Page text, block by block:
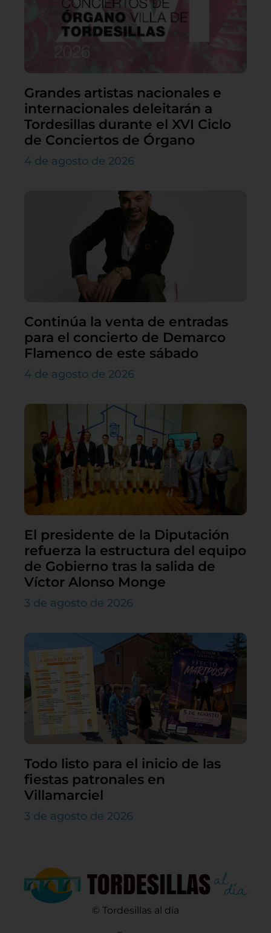
Grandes artistas nacionales e
internacionales deleitarán a
Tordesillas durante el XVI Ciclo
de Conciertos de Órgano
4 de agosto de 2026
Continúa la venta de entradas
para el concierto de Demarco
Flamenco de este sábado
4 de agosto de 2026
El presidente de la Diputación
refuerza la estructura del equipo
de Gobierno tras la salida de
Víctor Alonso Monge
3 de agosto de 2026
Todo listo para el inicio de las
fiestas patronales en
Villamarciel
3 de agosto de 2026
© Tordesillas al día